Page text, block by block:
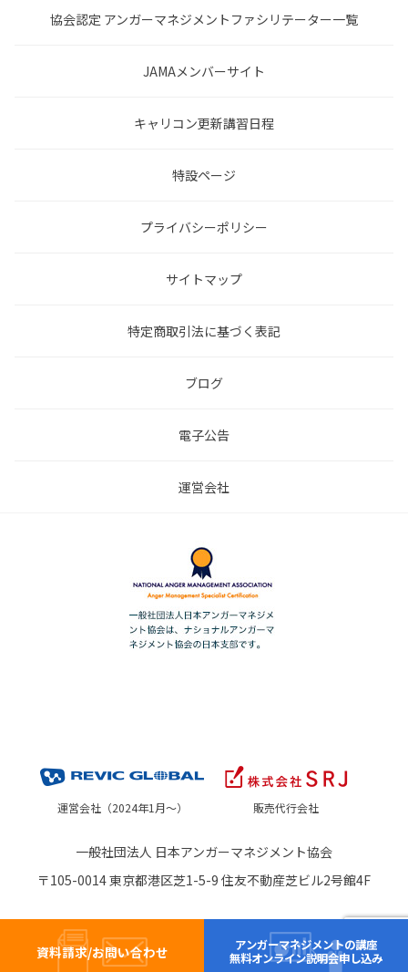
協会認定 アンガーマネジメントファシリテーター一覧
JAMAメンバーサイト
キャリコン更新講習日程
特設ページ
プライバシーポリシー
サイトマップ
特定商取引法に基づく表記
ブログ
電子公告
運営会社
資料請求/お問い合わせ
アンガーマネジメントの講座
無料オンライン説明会申し込み